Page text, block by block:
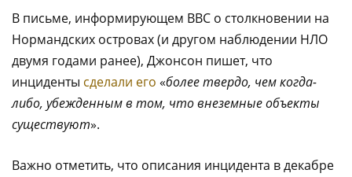
В письме, информирующем ВВС о столкновении на
Нормандских островах (и другом наблюдении НЛО
двумя годами ранее), Джонсон пишет, что
инциденты сделали его «более твердо, чем когда-
либо, убежденным в том, что внеземные объекты
существуют».
Важно отметить, что описания инцидента в декабре